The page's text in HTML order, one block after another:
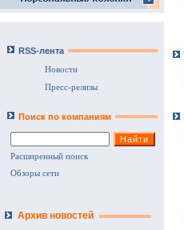
RSS-лента
Новости
Пресс-релизы
Поиск по компаниям
Расширенный поиск
Обзоры сети
Архив новостей